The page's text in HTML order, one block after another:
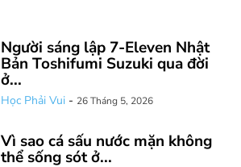
Người sáng lập 7-Eleven Nhật
Bản Toshifumi Suzuki qua đời
ở...
Học Phải Vui - 26 Tháng 5, 2026
Vì sao cá sấu nước mặn không
thể sống sót ở...